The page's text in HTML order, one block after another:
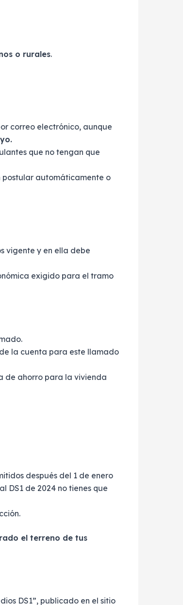
o rurales.
correo electrónico, aunque
que no tengan que
postular automáticamente o
vigente y en ella debe
exigido para el tramo
la cuenta para este llamado
de ahorro para la vivienda
después del 1 de enero
DS1 de 2024 no tienes que
el terreno de tus
DS1”, publicado en el sitio